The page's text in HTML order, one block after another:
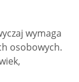
wymaga
osobowych.